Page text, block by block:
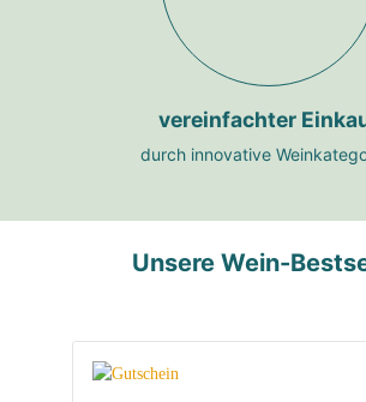
vereinfachter
durch innovative
Unsere Wein-